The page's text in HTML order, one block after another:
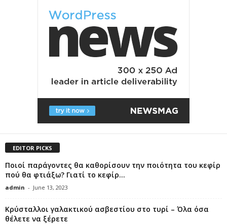
EDITOR PICKS
Ποιοί παράγοντες θα καθορίσουν την ποιότητα του κεφίρ
πού θα φτιάξω? Γιατί το κεφίρ...
admin - June 13, 2023
Κρύσταλλοι γαλακτικού ασβεστίου στο τυρί – Όλα όσα
θέλετε να ξέρετε